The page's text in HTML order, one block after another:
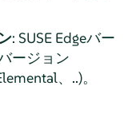
: SUSE Edgeバー
ージョン
、..)。